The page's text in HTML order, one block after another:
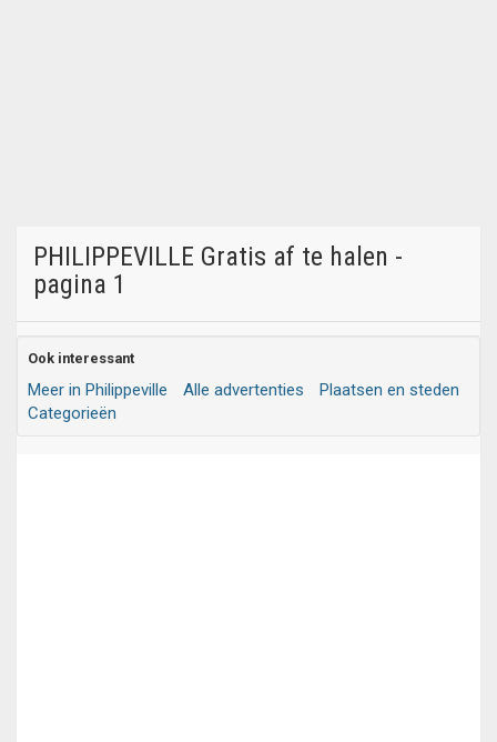
PHILIPPEVILLE Gratis af te halen -
pagina 1
Ook interessant
Meer in Philippeville Alle advertenties
Plaatsen en steden
Categorieën